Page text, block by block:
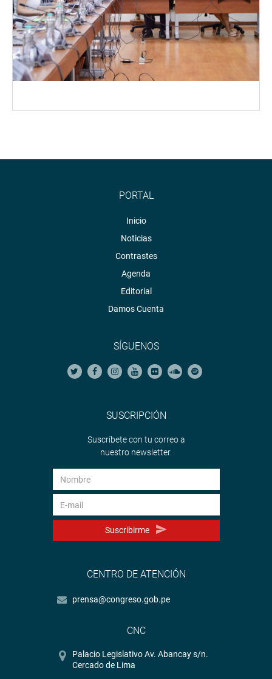
PORTAL
Inicio
Noticias
Contrastes
Agenda
Editorial
Damos Cuenta
SÍGUENOS
SUSCRIPCIÓN
Suscríbete con tu correo a
nuestro newsletter.
Suscribirme
CENTRO DE ATENCIÓN
prensa@congreso.gob.pe
CNC
Palacio Legislativo Av. Abancay s/n.
Cercado de Lima